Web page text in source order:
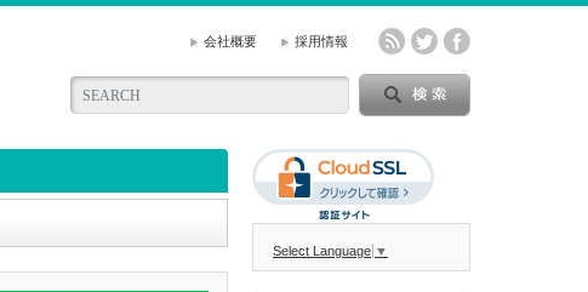
会社概要 採用情報
Select Language ▼